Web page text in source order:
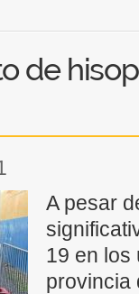
de
A pesar
19 en los
provincia